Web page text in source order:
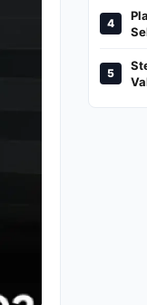
4
5